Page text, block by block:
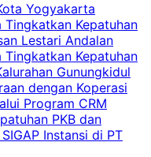
Yogyakarta
Tingkatkan Kepatuhan
Lestari Andalan
Tingkatkan Kepatuhan
Gunungkidul
dengan Koperasi
Program CRM
PKB dan
Instansi di PT